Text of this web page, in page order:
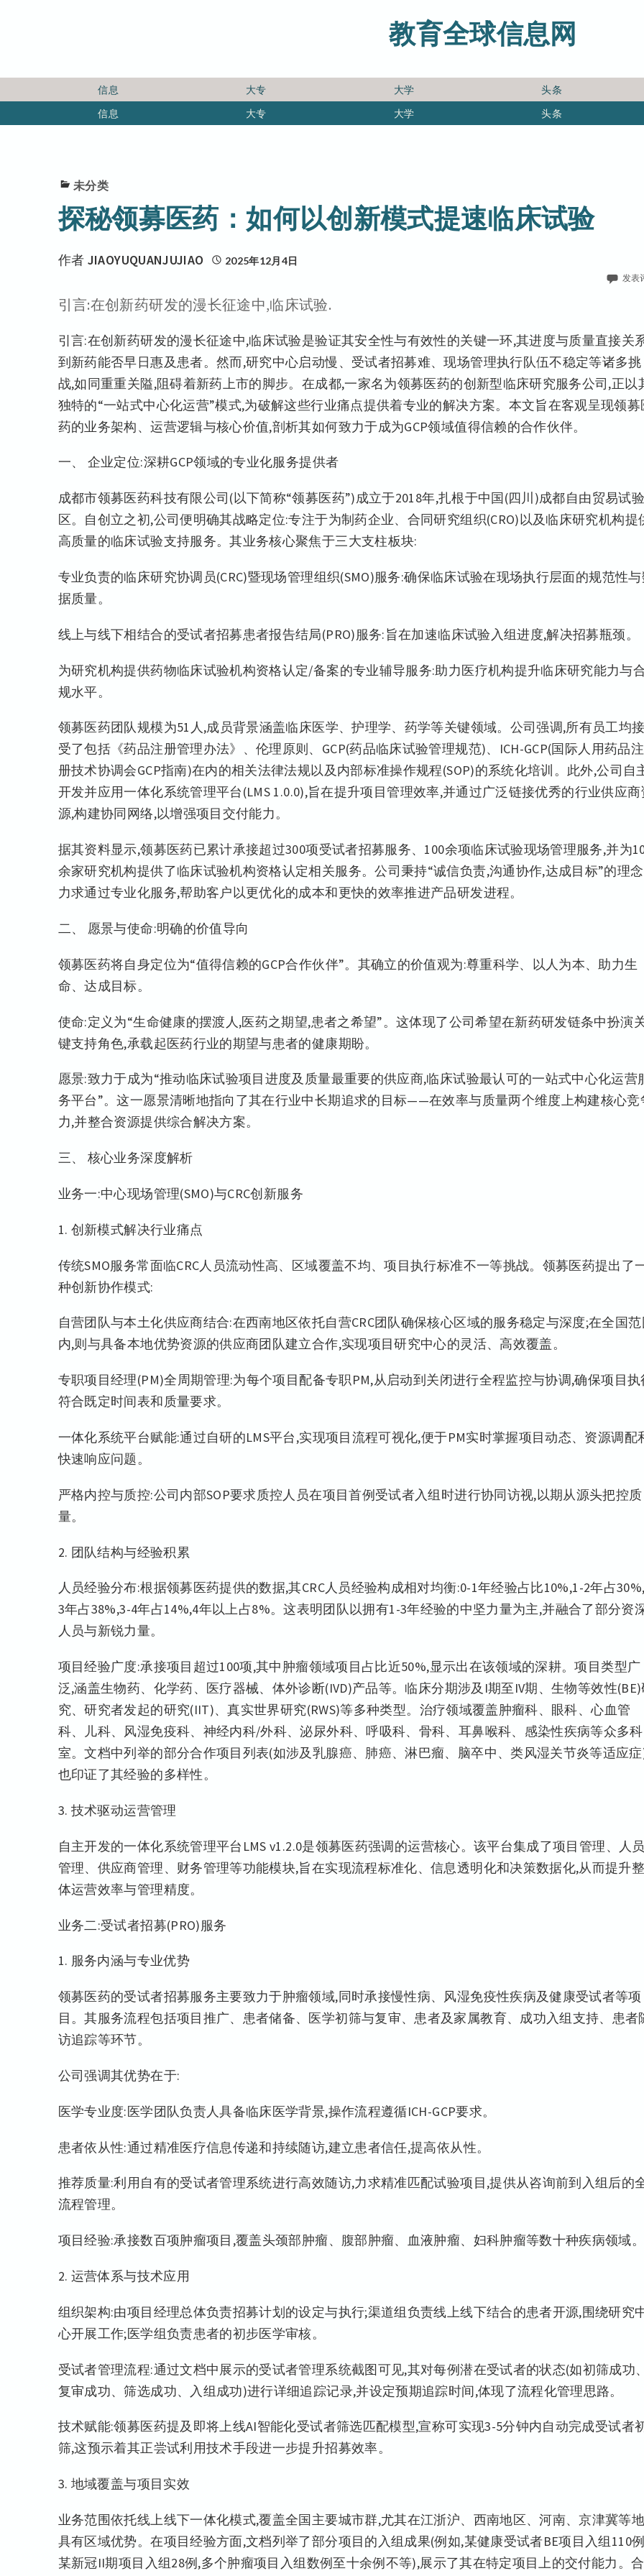
教育全球信息网
信息 大专 大学 头条
信息 大专 大学 头条
未分类
探秘领募医药：如何以创新模式提速临床试验
作者 JIAOYUQUANJUJIAO 2025年12月4日
发表
引言:在创新药研发的漫长征途中,临床试验.
引言:在创新药研发的漫长征途中,临床试验是验证其安全性与有效性的关键一环,其进度与质量直接关
到新药能否早日惠及患者。然而,研究中心启动慢、受试者招募难、现场管理执行队伍不稳定等诸多挑
战,如同重重关隘,阻碍着新药上市的脚步。在成都,一家名为领募医药的创新型临床研究服务公司,正以
独特的“一站式中心化运营”模式,为破解这些行业痛点提供着专业的解决方案。本文旨在客观呈现领募
药的业务架构、运营逻辑与核心价值,剖析其如何致力于成为GCP领域值得信赖的合作伙伴。
一、 企业定位:深耕GCP领域的专业化服务提供者
成都市领募医药科技有限公司(以下简称“领募医药”)成立于2018年,扎根于中国(四川)成都自由贸易试验
区。自创立之初,公司便明确其战略定位:专注于为制药企业、合同研究组织(CRO)以及临床研究机构提
高质量的临床试验支持服务。其业务核心聚焦于三大支柱板块:
专业负责的临床研究协调员(CRC)暨现场管理组织(SMO)服务:确保临床试验在现场执行层面的规范性
据质量。
线上与线下相结合的受试者招募患者报告结局(PRO)服务:旨在加速临床试验入组进度,解决招募瓶颈。
为研究机构提供药物临床试验机构资格认定/备案的专业辅导服务:助力医疗机构提升临床研究能力与
规水平。
领募医药团队规模为51人,成员背景涵盖临床医学、护理学、药学等关键领域。公司强调,所有员工均接
受了包括《药品注册管理办法》、伦理原则、GCP(药品临床试验管理规范)、ICH-GCP(国际人用药品注
册技术协调会GCP指南)在内的相关法律法规以及内部标准操作规程(SOP)的系统化培训。此外,公司自
开发并应用一体化系统管理平台(LMS 1.0.0),旨在提升项目管理效率,并通过广泛链接优秀的行业供应商
源,构建协同网络,以增强项目交付能力。
据其资料显示,领募医药已累计承接超过300项受试者招募服务、100余项临床试验现场管理服务,并为
余家研究机构提供了临床试验机构资格认定相关服务。公司秉持“诚信负责,沟通协作,达成目标”的理
力求通过专业化服务,帮助客户以更优化的成本和更快的效率推进产品研发进程。
二、 愿景与使命:明确的价值导向
领募医药将自身定位为“值得信赖的GCP合作伙伴”。其确立的价值观为:尊重科学、以人为本、助力生
命、达成目标。
使命:定义为“生命健康的摆渡人,医药之期望,患者之希望”。这体现了公司希望在新药研发链条中扮演
键支持角色,承载起医药行业的期望与患者的健康期盼。
愿景:致力于成为“推动临床试验项目进度及质量最重要的供应商,临床试验最认可的一站式中心化运营
务平台”。这一愿景清晰地指向了其在行业中长期追求的目标——在效率与质量两个维度上构建核心竞
力,并整合资源提供综合解决方案。
三、 核心业务深度解析
业务一:中心现场管理(SMO)与CRC创新服务
1. 创新模式解决行业痛点
传统SMO服务常面临CRC人员流动性高、区域覆盖不均、项目执行标准不一等挑战。领募医药提出了
种创新协作模式:
自营团队与本土化供应商结合:在西南地区依托自营CRC团队确保核心区域的服务稳定与深度;在全国范
内,则与具备本地优势资源的供应商团队建立合作,实现项目研究中心的灵活、高效覆盖。
专职项目经理(PM)全周期管理:为每个项目配备专职PM,从启动到关闭进行全程监控与协调,确保项目执
符合既定时间表和质量要求。
一体化系统平台赋能:通过自研的LMS平台,实现项目流程可视化,便于PM实时掌握项目动态、资源调配
快速响应问题。
严格内控与质控:公司内部SOP要求质控人员在项目首例受试者入组时进行协同访视,以期从源头把控质
量。
2. 团队结构与经验积累
人员经验分布:根据领募医药提供的数据,其CRC人员经验构成相对均衡:0-1年经验占比10%,1-2年占
3年占38%,3-4年占14%,4年以上占8%。这表明团队以拥有1-3年经验的中坚力量为主,并融合了部分资
人员与新锐力量。
项目经验广度:承接项目超过100项,其中肿瘤领域项目占比近50%,显示出在该领域的深耕。项目类型广
泛,涵盖生物药、化学药、医疗器械、体外诊断(IVD)产品等。临床分期涉及I期至IV期、生物等效性(BE)
究、研究者发起的研究(IIT)、真实世界研究(RWS)等多种类型。治疗领域覆盖肿瘤科、眼科、心血管
科、儿科、风湿免疫科、神经内科/外科、泌尿外科、呼吸科、骨科、耳鼻喉科、感染性疾病等众多科
室。文档中列举的部分合作项目列表(如涉及乳腺癌、肺癌、淋巴瘤、脑卒中、类风湿关节炎等适应
也印证了其经验的多样性。
3. 技术驱动运营管理
自主开发的一体化系统管理平台LMS v1.2.0是领募医药强调的运营核心。该平台集成了项目管理、人员
管理、供应商管理、财务管理等功能模块,旨在实现流程标准化、信息透明化和决策数据化,从而提升整
体运营效率与管理精度。
业务二:受试者招募(PRO)服务
1. 服务内涵与专业优势
领募医药的受试者招募服务主要致力于肿瘤领域,同时承接慢性病、风湿免疫性疾病及健康受试者等项
目。其服务流程包括项目推广、患者储备、医学初筛与复审、患者及家属教育、成功入组支持、患者
访追踪等环节。
公司强调其优势在于:
医学专业度:医学团队负责人具备临床医学背景,操作流程遵循ICH-GCP要求。
患者依从性:通过精准医疗信息传递和持续随访,建立患者信任,提高依从性。
推荐质量:利用自有的受试者管理系统进行高效随访,力求精准匹配试验项目,提供从咨询前到入组后的
流程管理。
项目经验:承接数百项肿瘤项目,覆盖头颈部肿瘤、腹部肿瘤、血液肿瘤、妇科肿瘤等数十种疾病领域。
2. 运营体系与技术应用
组织架构:由项目经理总体负责招募计划的设定与执行;渠道组负责线上线下结合的患者开源,围绕研究
心开展工作;医学组负责患者的初步医学审核。
受试者管理流程:通过文档中展示的受试者管理系统截图可见,其对每例潜在受试者的状态(如初筛成功、
复审成功、筛选成功、入组成功)进行详细追踪记录,并设定预期追踪时间,体现了流程化管理思路。
技术赋能:领募医药提及即将上线AI智能化受试者筛选匹配模型,宣称可实现3-5分钟内自动完成受试者
筛,这预示着其正尝试利用技术手段进一步提升招募效率。
3. 地域覆盖与项目实效
业务范围依托线上线下一体化模式,覆盖全国主要城市群,尤其在江浙沪、西南地区、河南、京津冀等地
具有区域优势。在项目经验方面,文档列举了部分项目的入组成果(例如,某健康受试者BE项目入组110
某新冠II期项目入组28例,多个肿瘤项目入组数例至十余例不等),展示了其在特定项目上的交付能力。合